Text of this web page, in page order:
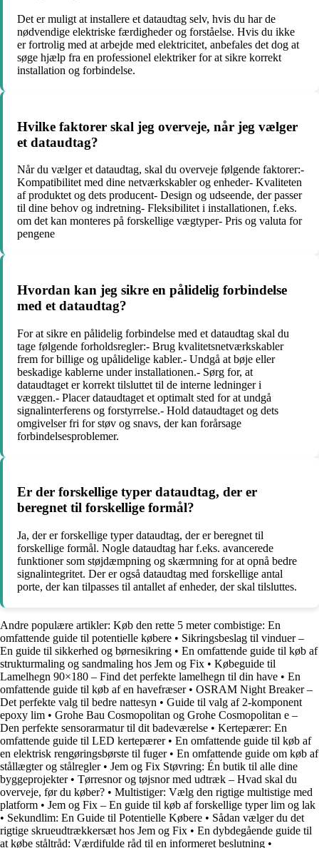
Det er muligt at installere et dataudtag selv, hvis du har de
nødvendige elektriske færdigheder og forståelse. Hvis du ikke
er fortrolig med at arbejde med elektricitet, anbefales det dog at
søge hjælp fra en professionel elektriker for at sikre korrekt
installation og forbindelse.
Hvilke faktorer skal jeg overveje, når jeg vælger
et dataudtag?
Når du vælger et dataudtag, skal du overveje følgende faktorer:-
Kompatibilitet med dine netværkskabler og enheder- Kvaliteten
af ​​produktet og dets producent- Design og udseende, der passer
til dine behov og indretning- Fleksibilitet i installationen, f.eks.
om det kan monteres på forskellige vægtyper- Pris og valuta for
pengene
Hvordan kan jeg sikre en pålidelig forbindelse
med et dataudtag?
For at sikre en pålidelig forbindelse med et dataudtag skal du
tage følgende forholdsregler:- Brug kvalitetsnetværkskabler
frem for billige og upålidelige kabler.- Undgå at bøje eller
beskadige kablerne under installationen.- Sørg for, at
dataudtaget er korrekt tilsluttet til de interne ledninger i
væggen.- Placer dataudtaget et optimalt sted for at undgå
signalinterferens og forstyrrelse.- Hold dataudtaget og dets
omgivelser fri for støv og snavs, der kan forårsage
forbindelsesproblemer.
Er der forskellige typer dataudtag, der er
beregnet til forskellige formål?
Ja, der er forskellige typer dataudtag, der er beregnet til
forskellige formål. Nogle dataudtag har f.eks. avancerede
funktioner som støjdæmpning og skærmning for at opnå bedre
signalintegritet. Der er også dataudtag med forskellige antal
porte, der kan tilpasses til antallet af enheder, der skal tilsluttes.
Andre populære artikler: Køb den rette 5 meter combistige: En
omfattende guide til potentielle købere • Sikringsbeslag til vinduer –
En guide til sikkerhed og børnesikring • En omfattende guide til køb af
strukturmaling og sandmaling hos Jem og Fix • Købeguide til
Lamelhegn 90×180 – Find det perfekte lamelhegn til din have • En
omfattende guide til køb af en havefræser• OSRAM Night Breaker –
Det perfekte valg til bedre nattesyn • Guide til valg af 2-komponent
epoxy lim • Grohe Bau Cosmopolitan og Grohe Cosmopolitan e –
Den perfekte sensorarmatur til dit badeværelse • Kertepærer: En
omfattende guide til LED kertepærer• En omfattende guide til køb af
en elektrisk rengøringsbørste til fuger• En omfattende guide om køb af
stållægter og stålregler• Jem og Fix Støvring: Én butik til alle dine
byggeprojekter• Tørresnor og tøjsnor med udtræk – Hvad skal du
overveje, før du køber? • Multistiger: Vælg den rigtige multistige med
platform • Jem og Fix – En guide til køb af forskellige typer lim og lak
• Sekundlim: En Guide til Potentielle Købere • Sådan vælger du det
rigtige skrueudtrækkersæt hos Jem og Fix • En dybdegående guide til
at købe ståltråd: Værdifulde råd til en informeret beslutning •